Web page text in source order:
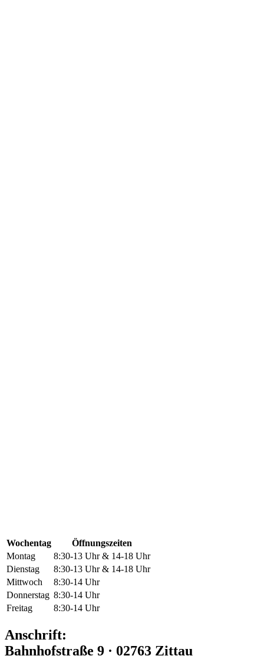
Wochentag
Öffnungszeiten
Montag
8:30-13 Uhr & 14-18 Uhr
Dienstag
8:30-13 Uhr & 14-18 Uhr
Mittwoch
8:30-14 Uhr
Donnerstag 8:30-14 Uhr
Freitag
8:30-14 Uhr
Anschrift:
Bahnhofstraße 9 · 02763 Zittau